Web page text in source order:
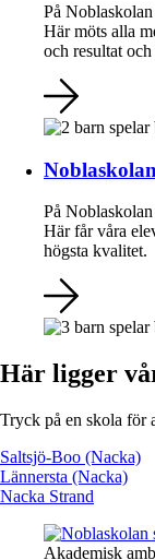
På
Här möts alla
och resultat
På
Här får våra
högsta kvalitet.
Här ligger
Tryck på en skola för
Saltsjö-Boo (Nacka)
Lännersta (Nacka)
Nacka Strand
Akademisk